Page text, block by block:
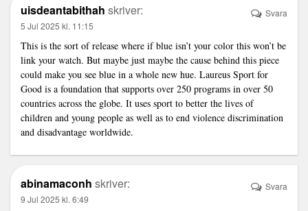
uisdeantabithah skriver:
5 Jul 2025 kl. 11:15
This is the sort of release where if blue isn’t your color this won’t be
link your watch. But maybe just maybe the cause behind this piece
could make you see blue in a whole new hue. Laureus Sport for
Good is a foundation that supports over 250 programs in over 50
countries across the globe. It uses sport to better the lives of
children and young people as well as to end violence discrimination
and disadvantage worldwide.
Svara
abinamaconh skriver:
9 Jul 2025 kl. 6:49
Svara